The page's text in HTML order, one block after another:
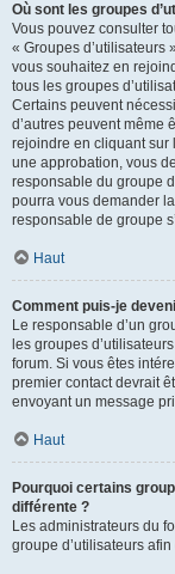
Où sont les groupes
Vous pouvez consulter
« Groupes d’utilisateurs
vous souhaitez en
tous les groupes
Certains peuvent
d’autres peuvent même
rejoindre en cliquant sur
une approbation, vous
responsable du groupe
pourra vous demander
responsable de groupe
Haut
Comment puis-je
Le responsable d’un
les groupes
forum. Si vous êtes
premier contact devrait
envoyant un message
Haut
Pourquoi certains
différente ?
Les administrateurs du
groupe d’utilisateurs